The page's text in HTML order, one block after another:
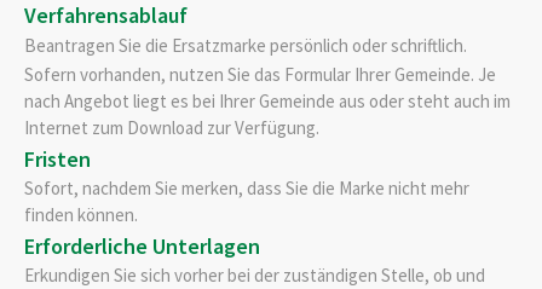
Verfahrensablauf
Beantragen Sie die Ersatzmarke persönlich oder schriftlich.
Sofern vorhanden, nutzen Sie das Formular Ihrer Gemeinde. Je
nach Angebot liegt es bei Ihrer Gemeinde aus oder steht auch im
Internet zum Download zur Verfügung.
Fristen
Sofort, nachdem Sie merken, dass Sie die Marke nicht mehr
finden können.
Erforderliche Unterlagen
Erkundigen Sie sich vorher bei der zuständigen Stelle, ob und